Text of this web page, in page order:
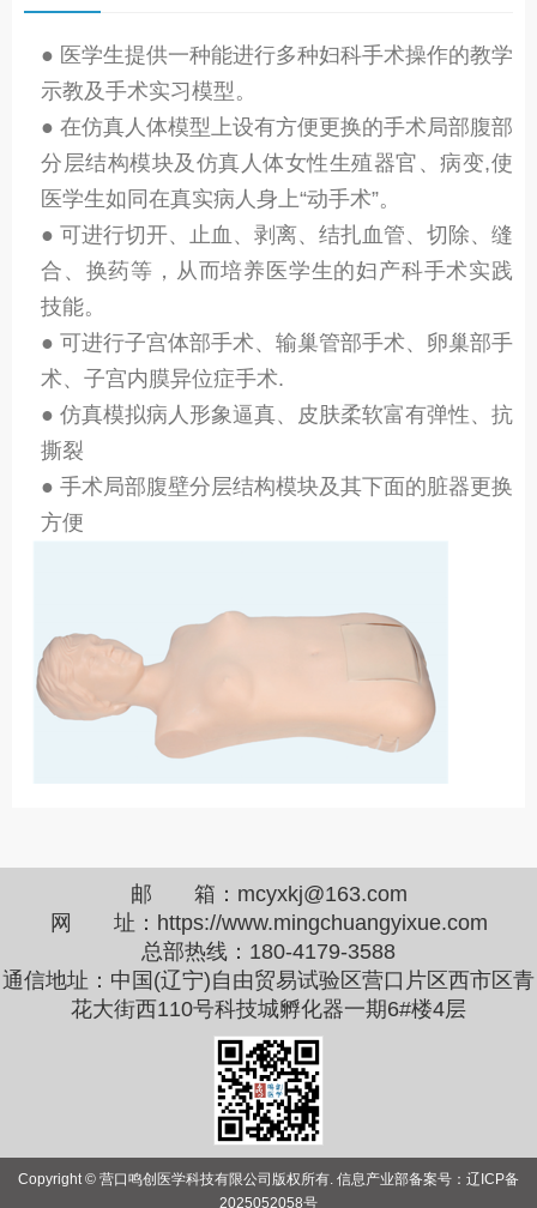
● 医学生提供一种能进行多种妇科手术操作的教学
示教及手术实习模型。
● 在仿真人体模型上设有方便更换的手术局部腹部
分层结构模块及仿真人体女性生殖器官、病变,使
医学生如同在真实病人身上“动手术”。
● 可进行切开、止血、剥离、结扎血管、切除、缝
合、换药等，从而培养医学生的妇产科手术实践
技能。
● 可进行子宫体部手术、输巢管部手术、卵巢部手
术、子宫内膜异位症手术.
● 仿真模拟病人形象逼真、皮肤柔软富有弹性、抗
撕裂
● 手术局部腹壁分层结构模块及其下面的脏器更换
方便
邮 箱： mcyxkj@163.com
网 址：https://www.mingchuangyixue.com
总部热线： 180-4179-3588
通信地址：中国(辽宁)自由贸易试验区营口片区西市区青
花大街西110号科技城孵化器一期6#楼4层
Copyright © 营口鸣创医学科技有限公司版权所有. 信息产业部备案号：辽ICP备
2025052058号